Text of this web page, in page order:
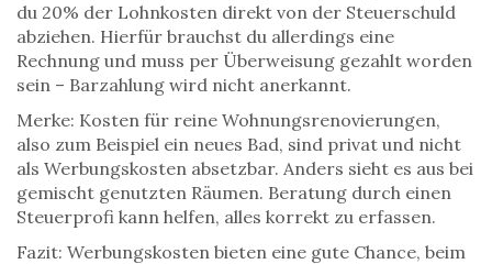
du 20% der Lohnkosten direkt von der Steuerschuld
abziehen. Hierfür brauchst du allerdings eine
Rechnung und muss per Überweisung gezahlt worden
sein – Barzahlung wird nicht anerkannt.
Merke: Kosten für reine Wohnungsrenovierungen,
also zum Beispiel ein neues Bad, sind privat und nicht
als Werbungskosten absetzbar. Anders sieht es aus bei
gemischt genutzten Räumen. Beratung durch einen
Steuerprofi kann helfen, alles korrekt zu erfassen.
Fazit: Werbungskosten bieten eine gute Chance, beim